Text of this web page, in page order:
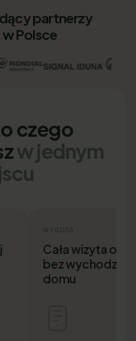
partnerzy
Polsce
czego
w jednym
WYGODA
Cała wizyta
bez
domu